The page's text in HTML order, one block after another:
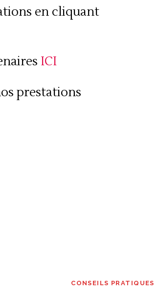
en cliquant
ICI
prestations
CONSEILS PRATIQUES